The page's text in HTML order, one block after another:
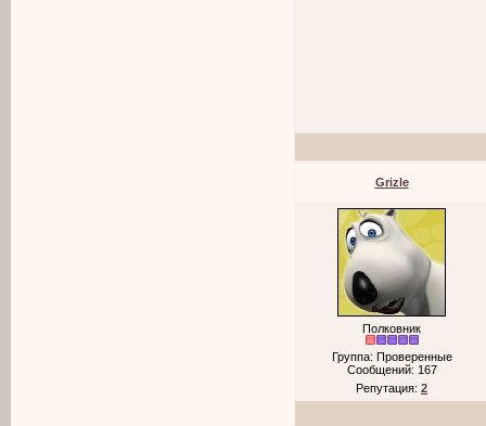
Grizle
Полковник
Группа: Проверенные
Сообщений: 167
Репутация: 2